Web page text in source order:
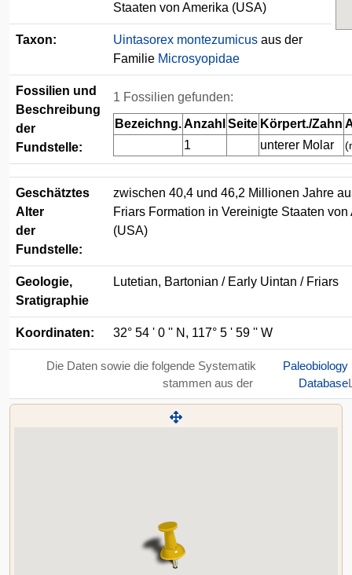
Staaten von Amerika (USA)
Taxon: Uintasorex montezumicus aus der
Familie Microsyopidae
Fossilien und
Beschreibung
der
Fundstelle:
1 Fossilien gefunden:
Bezeichng.Anzahl Seite Körpert./Zahn
1
unterer Molar
Geschätztes
Alter
der
Fundstelle:
zwischen 40,4 und 46,2 Millionen Jahre
Friars Formation in Vereinigte Staaten von
(USA)
Geologie,
Sratigraphie
Lutetian, Bartonian / Early Uintan / Friars
Koordinaten: 32° 54 ' 0 '' N, 117° 5 ' 59 '' W
Die Daten sowie die folgende Systematik
stammen aus der
Paleobiology
Database